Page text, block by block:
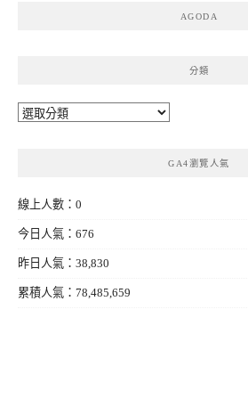
AGODA
分類
分
GA4瀏覽人氣
線上人數：0
今日人氣：676
昨日人氣：38,830
累積人氣：78,485,659